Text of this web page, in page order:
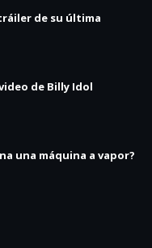
de su última
de Billy Idol
una máquina a vapor?